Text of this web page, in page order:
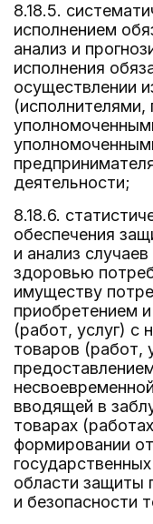
8.18.5.
исполнением
анализ и
исполнения
осуществлении
деятельности;
8.18.6.
обеспечения
и анализ
здоровью
имуществу
приобретением
(работ, услуг) с
товаров (работ,
вводящей в
товарах
формировании
области защиты
и безопасности